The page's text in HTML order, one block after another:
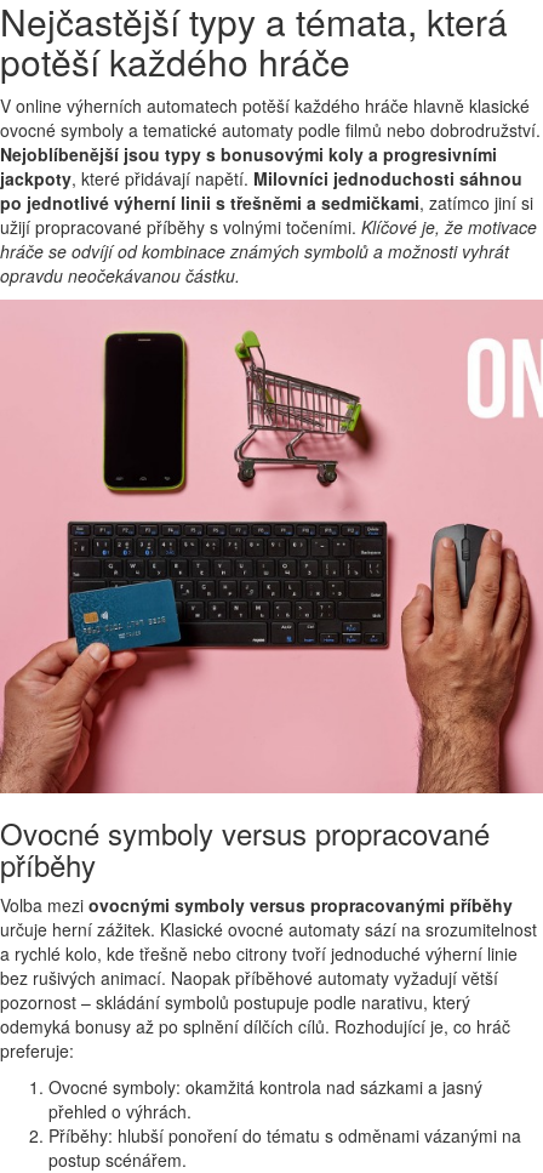
Nejčastější typy a témata, která
potěší každého hráče
V online výherních automatech potěší každého hráče hlavně klasické
ovocné symboly a tematické automaty podle filmů nebo dobrodružství.
Nejoblíbenější jsou typy s bonusovými koly a progresivními
jackpoty, které přidávají napětí. Milovníci jednoduchosti sáhnou
po jednotlivé výherní linii s třešněmi a sedmičkami, zatímco jiní si
užijí propracované příběhy s volnými točeními. Klíčové je, že motivace
hráče se odvíjí od kombinace známých symbolů a možnosti vyhrát
opravdu neočekávanou částku.
Ovocné symboly versus propracované
příběhy
Volba mezi ovocnými symboly versus propracovanými příběhy
určuje herní zážitek. Klasické ovocné automaty sází na srozumitelnost
a rychlé kolo, kde třešně nebo citrony tvoří jednoduché výherní linie
bez rušivých animací. Naopak příběhové automaty vyžadují větší
pozornost – skládání symbolů postupuje podle narativu, který
odemyká bonusy až po splnění dílčích cílů. Rozhodující je, co hráč
preferuje:
Ovocné symboly: okamžitá kontrola nad sázkami a jasný
přehled o výhrách.
Příběhy: hlubší ponoření do tématu s odměnami vázanými na
postup scénářem.